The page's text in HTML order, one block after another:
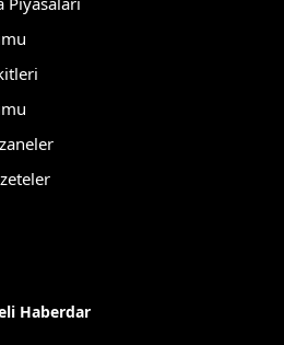
Haberdar